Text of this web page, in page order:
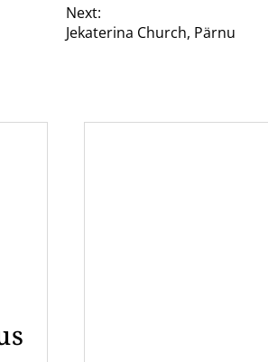
Next:
Jekaterina Church, Pärnu